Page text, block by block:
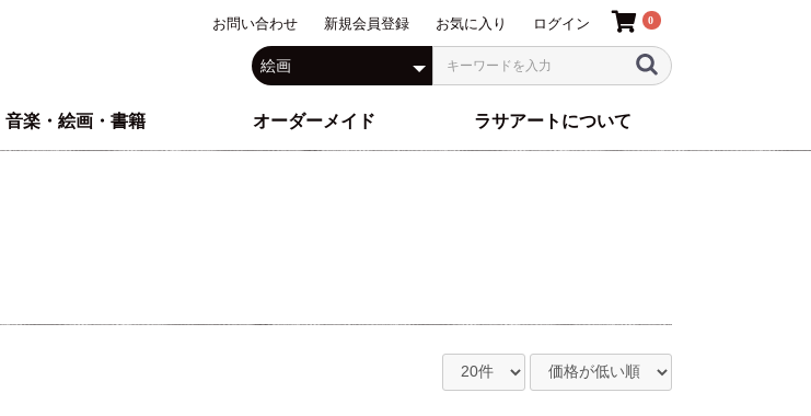
お問い合わせ 新規会員登録 お気に入り ログイン 0
音楽・絵画・書籍 オーダーメイド ラサアートについて